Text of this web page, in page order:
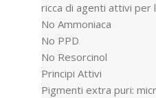
ricca di agenti attivi per
No Ammoniaca
No PPD
No Resorcinol
Principi Attivi
Pigmenti extra puri: